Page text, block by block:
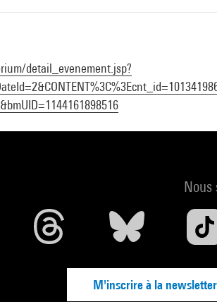
detail_evenement.jsp?
Nous
M'inscrire à la newsletter